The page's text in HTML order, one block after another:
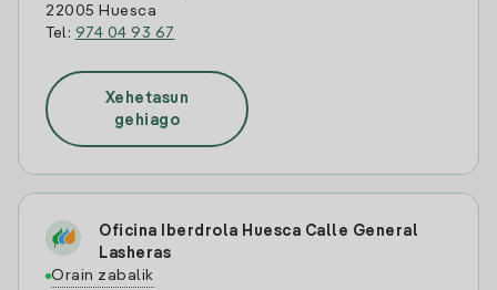
22005 Huesca
Tel: 974 04 93 67
Xehetasun
gehiago
Oficina Iberdrola Huesca Calle General
Lasheras
Orain zabalik